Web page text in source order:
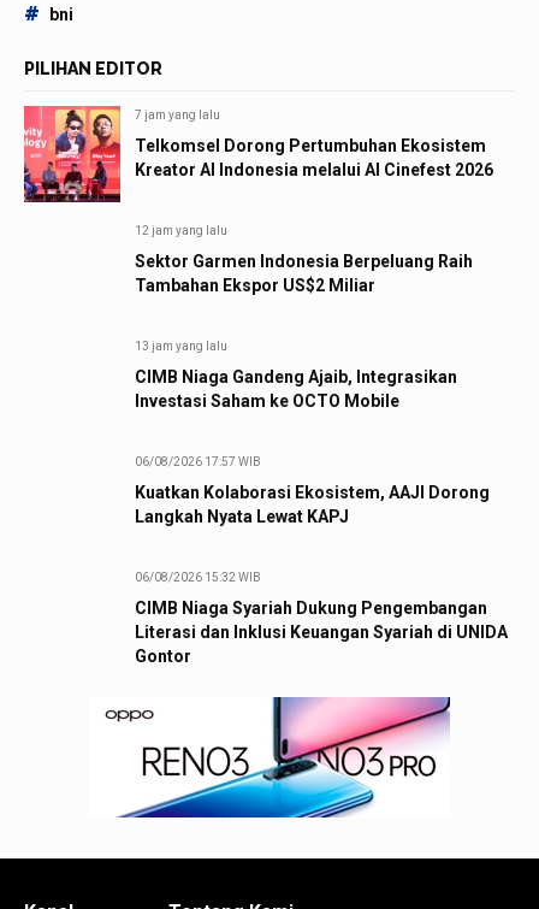
# bni
PILIHAN EDITOR
7 jam yang lalu
Telkomsel Dorong Pertumbuhan Ekosistem
Kreator AI Indonesia melalui AI Cinefest 2026
12 jam yang lalu
Sektor Garmen Indonesia Berpeluang Raih
Tambahan Ekspor US$2 Miliar
13 jam yang lalu
CIMB Niaga Gandeng Ajaib, Integrasikan
Investasi Saham ke OCTO Mobile
06/08/2026 17:57 WIB
Kuatkan Kolaborasi Ekosistem, AAJI Dorong
Langkah Nyata Lewat KAPJ
06/08/2026 15:32 WIB
CIMB Niaga Syariah Dukung Pengembangan
Literasi dan Inklusi Keuangan Syariah di UNIDA
Gontor